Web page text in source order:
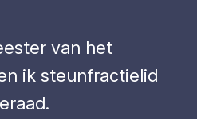
van het
ik steunfractielid